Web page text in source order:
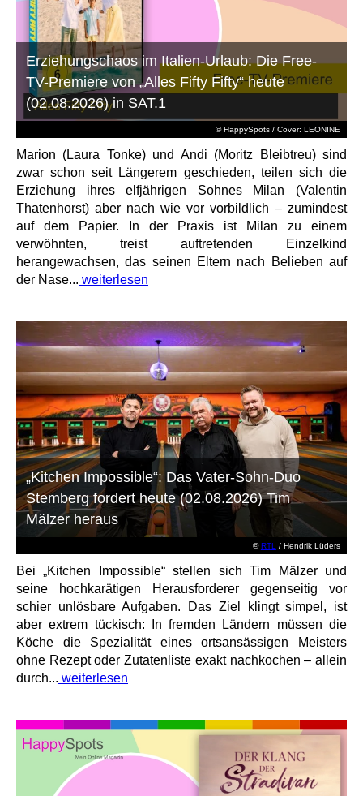
© HappySpots / Cover: LEONINE
Erziehungschaos im Italien-Urlaub: Die Free-
TV-Premiere von „Alles Fifty Fifty“ heute
(02.08.2026) in SAT.1
Marion (Laura Tonke) und Andi (Moritz Bleibtreu) sind
zwar schon seit Längerem geschieden, teilen sich die
Erziehung ihres elfjährigen Sohnes Milan (Valentin
Thatenhorst) aber nach wie vor vorbildlich – zumindest
auf dem Papier. In der Praxis ist Milan zu einem
verwöhnten, treist auftretenden Einzelkind
herangewachsen, das seinen Eltern nach Belieben auf
der Nase... weiterlesen
©RTL / Hendrik Lüders
„Kitchen Impossible“: Das Vater-Sohn-Duo
Stemberg fordert heute (02.08.2026) Tim
Mälzer heraus
Bei „Kitchen Impossible“ stellen sich Tim Mälzer und
seine hochkarätigen Herausforderer gegenseitig vor
schier unlösbare Aufgaben. Das Ziel klingt simpel, ist
aber extrem tückisch: In fremden Ländern müssen die
Köche die Spezialität eines ortsansässigen Meisters
ohne Rezept oder Zutatenliste exakt nachkochen – allein
durch... weiterlesen